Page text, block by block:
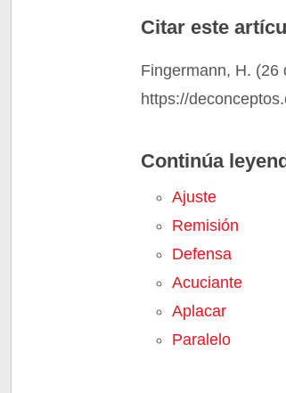
Citar este
Fingermann, H. (26
https://
Continúa
Ajuste
Remisión
Defensa
Acuciante
Aplacar
Paralelo